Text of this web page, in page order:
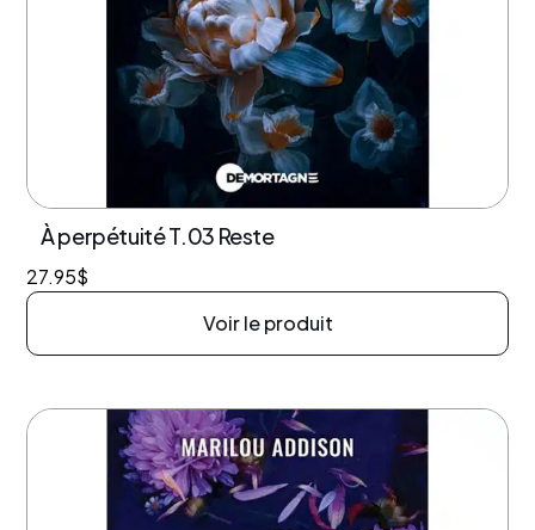
À perpétuité T.03 Reste
27.95$
Voir le produit